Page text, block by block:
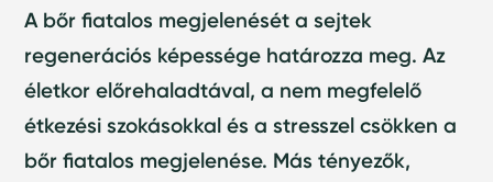
A bőr fiatalos megjelenését a sejtek
regenerációs képessége határozza meg. Az
életkor előrehaladtával, a nem megfelelő
étkezési szokásokkal és a stresszel csökken a
bőr fiatalos megjelenése. Más tényezők,